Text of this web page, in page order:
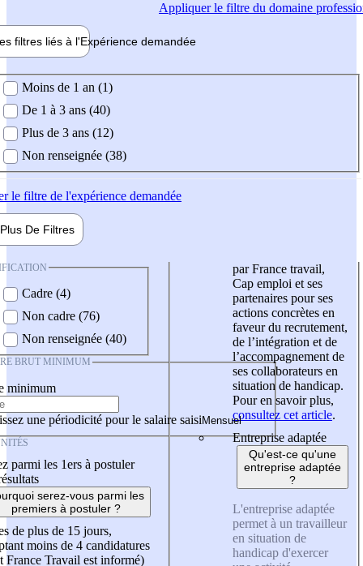
Appliquerle filtre du domaine
filtres liés à l'Expérience demandée
demandée
Moins de 1 an (1)
De 1 à 3 ans (40)
Plus de 3 ans (12)
Non renseignée (38)
le filtre de l'expérience demandée
Plus De Filtres
Cadre (4)
Non cadre (76)
Non renseignée (40)
BRUT MINIMUM
minimum
une périodicité pour le salaire saisi
parmi les 1ers à postuler
serez-vous parmi les
premiers à postuler ?
de plus de 15 jours,
moins de 4 candidatures
France Travail est informé)
par France travail,
Cap emploi et ses
partenaires pour ses
actions concrètes en
faveur du recrutement,
de l’intégration et de
l’accompagnement de
ses collaborateurs en
situation de handicap.
Pour en savoir plus,
consultez cet article.
Entreprise adaptée
Qu'est-ce qu'une
entreprise adaptée
?
L'entreprise adaptée
permet à un travailleur
en situation de
handicap d'exercer